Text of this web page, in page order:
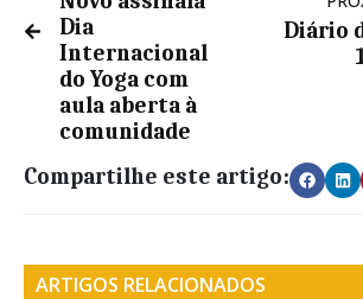
Dia
Internacional
do Yoga com
aula aberta à
comunidade
Diário
Compartilhe este artigo:
ARTIGOS RELACIONADOS